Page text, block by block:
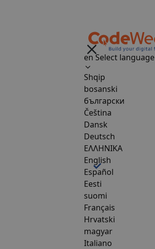
en Select language
Shqip
bosanski
български
Čeština
Dansk
Deutsch
ΕΛΛΗΝΙΚΑ
English
Español
Eesti
suomi
Français
Hrvatski
magyar
Italiano